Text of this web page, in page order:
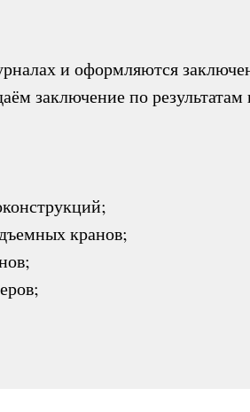
и оформляются
заключение по
кранов;